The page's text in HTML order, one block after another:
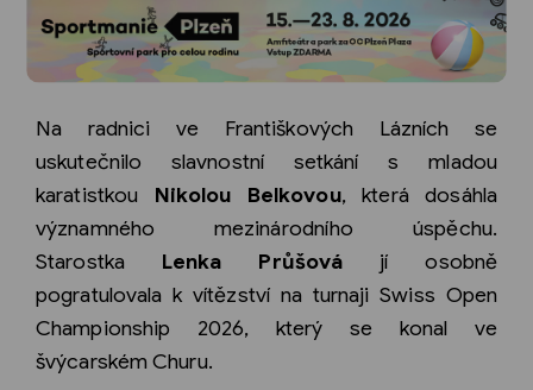
Na radnici ve Františkových Lázních se
uskutečnilo slavnostní setkání s mladou
karatistkou Nikolou Belkovou, která dosáhla
významného mezinárodního úspěchu.
Starostka Lenka Průšová jí osobně
pogratulovala k vítězství na turnaji Swiss Open
Championship 2026, který se konal ve
švýcarském Churu.